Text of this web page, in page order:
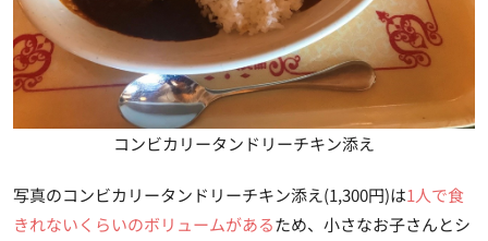
コンビカリータンドリーチキン添え
写真のコンビカリータンドリーチキン添え(1,300円)は1人で食
きれないくらいのボリュームがあるため、小さなお子さんとシ